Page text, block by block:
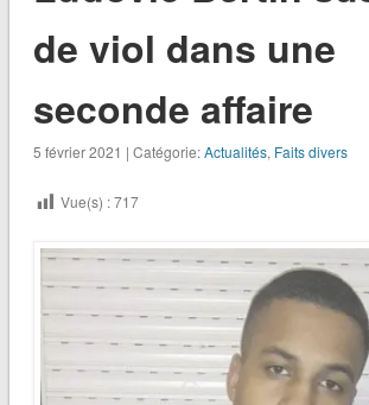
de viol dans une
seconde affaire
5 février 2021 | Catégorie:Actualités, Faits divers
Vue(s) :717